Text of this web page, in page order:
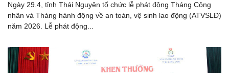
Ngày 29.4, tỉnh Thái Nguyên tổ chức lễ phát động Tháng Công
nhân và Tháng hành động về an toàn, vệ sinh lao động (ATVSLĐ)
năm 2026. Lễ phát động...